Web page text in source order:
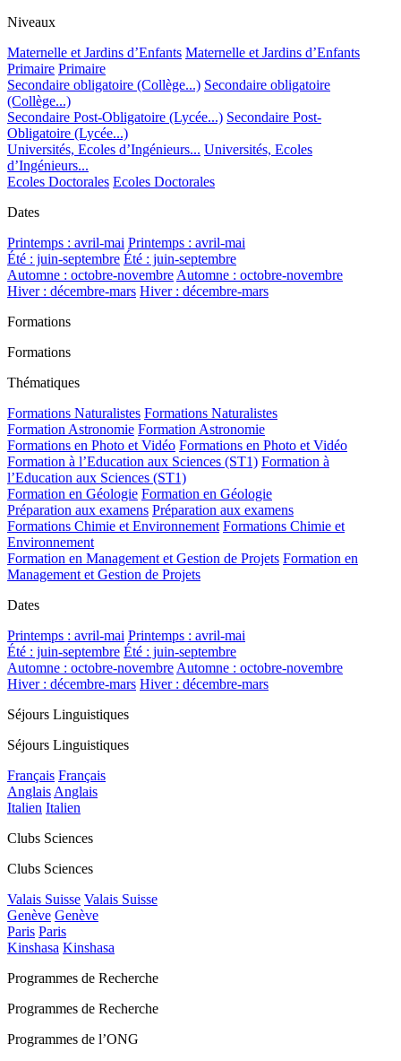
Niveaux
Maternelle et Jardins d’Enfants Maternelle et Jardins d’Enfants
Primaire Primaire
Secondaire obligatoire (Collège...) Secondaire obligatoire
(Collège...)
Secondaire Post-Obligatoire (Lycée...) Secondaire Post-
Obligatoire (Lycée...)
Universités, Ecoles d’Ingénieurs... Universités, Ecoles
d’Ingénieurs...
Ecoles Doctorales Ecoles Doctorales
Dates
Printemps : avril-mai Printemps : avril-mai
Été : juin-septembre Été : juin-septembre
Automne : octobre-novembre Automne : octobre-novembre
Hiver : décembre-mars Hiver : décembre-mars
Formations
Formations
Thématiques
Formations Naturalistes Formations Naturalistes
Formation Astronomie Formation Astronomie
Formations en Photo et Vidéo Formations en Photo et Vidéo
Formation à l’Education aux Sciences (ST1) Formation à
l’Education aux Sciences (ST1)
Formation en Géologie Formation en Géologie
Préparation aux examens Préparation aux examens
Formations Chimie et Environnement Formations Chimie et
Environnement
Formation en Management et Gestion de Projets Formation en
Management et Gestion de Projets
Dates
Printemps : avril-mai Printemps : avril-mai
Été : juin-septembre Été : juin-septembre
Automne : octobre-novembre Automne : octobre-novembre
Hiver : décembre-mars Hiver : décembre-mars
Séjours Linguistiques
Séjours Linguistiques
Français Français
Anglais Anglais
Italien Italien
Clubs Sciences
Clubs Sciences
Valais Suisse Valais Suisse
Genève Genève
Paris Paris
Kinshasa Kinshasa
Programmes de Recherche
Programmes de Recherche
Programmes de l’ONG